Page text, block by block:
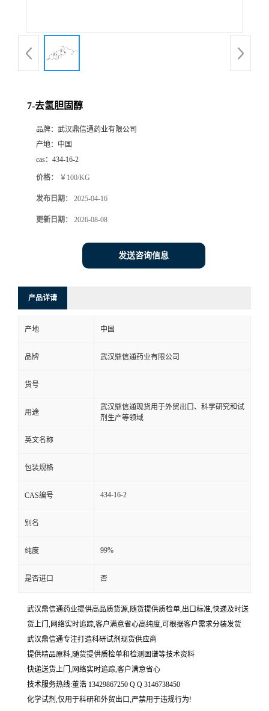
产
7-去氢胆固醇
品牌： 武汉鼎信通药业有限公司
产地： 中国
cas： 434-16-2
价格： ￥100/KG
发布日期： 2025-04-16
更新日期： 2026-08-08
发送咨询信息
产品详请
产地 中国
品牌 武汉鼎信通药业有限公司
货号
用途
武汉鼎信通现货用于外贸出口、科学研究和试
剂生产等领域
英文名称
包装规格
CAS编号 434-16-2
别名
纯度 99%
是否进口 否
武汉鼎信通药业提供高品质货源,随货提供质检单,出口标准,快递及时送
货上门,网络实时追踪,客户满意省心高纯度,可根据客户需求分装发货
武汉鼎信通专注打造科研试剂现货供应商
提供精品原料,随货提供质检单和检测图谱等技术资料
快递送货上门,网络实时追踪,客户满意省心
技术服务热线:董浩 13429867250 Q Q 3146738450
化学试剂,仅用于科研和外贸出口,严禁用于违规行为!